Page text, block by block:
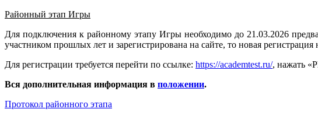
Районный этап Игры
Для подключения к районному этапу Игры необходимо до 21.03.2026
участником прошлых лет и зарегистрирована на сайте, то новая
Для регистрации требуется перейти по ссылке: https://academtest.ru/, нажать
Вся дополнительная информация в положении.
Протокол районного этапа